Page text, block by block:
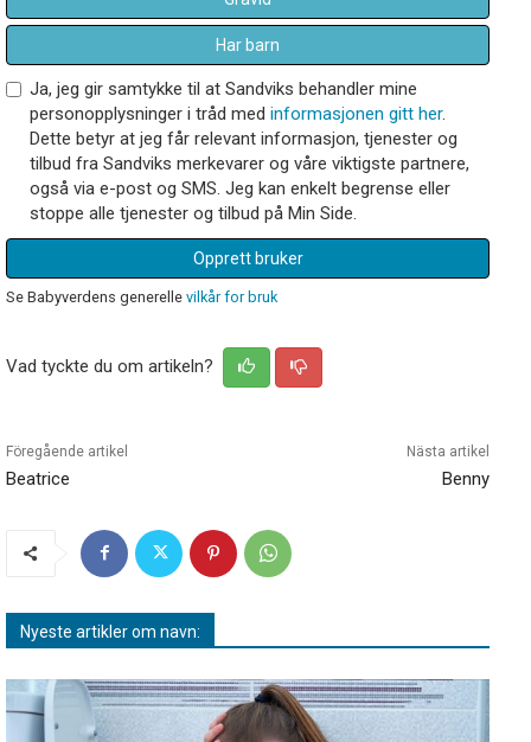
Har barn
Ja, jeg gir samtykke til at Sandviks behandler mine
personopplysninger i tråd med informasjonen gitt her.
Dette betyr at jeg får relevant informasjon, tjenester og
tilbud fra Sandviks merkevarer og våre viktigste partnere,
også via e-post og SMS. Jeg kan enkelt begrense eller
stoppe alle tjenester og tilbud på Min Side.
Opprett bruker
Se Babyverdens generelle vilkår for bruk
Vad tyckte du om artikeln?
Föregående artikel
Beatrice
Nästa artikel
Benny
Nyeste artikler om navn: